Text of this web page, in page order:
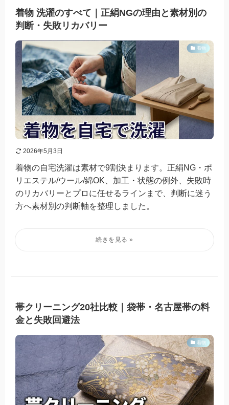
着物 洗濯のすべて｜正絹NGの理由と素材別の
判断・失敗リカバリー
着物
2026年5月3日
着物の自宅洗濯は素材で9割決まります。正絹NG・ポ
リエステル/ウール/綿OK、加工・状態の例外、失敗時
のリカバリーとプロに任せるラインまで、判断に迷う
方へ素材別の判断軸を整理しました。
帯クリーニング20社比較｜袋帯・名古屋帯の料
金と失敗回避法
着物